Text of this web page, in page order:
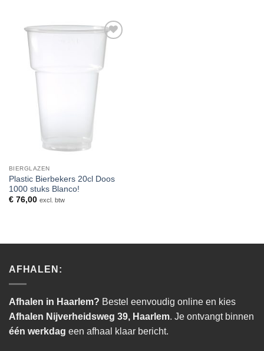
Toevoegen
verlanglijst
BIERGLAZEN
Plastic Bierbekers 20cl Doos
1000 stuks Blanco!
€76,00 excl. btw
AFHALEN:
Afhalen in Haarlem? Bestel eenvoudig online en kies
Afhalen Nijverheidsweg 39, Haarlem. Je ontvangt binnen
één werkdag een afhaal klaar bericht.